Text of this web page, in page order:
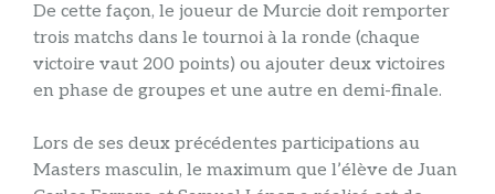
De cette façon, le joueur de Murcie doit remporter
trois matchs dans le tournoi à la ronde (chaque
victoire vaut 200 points) ou ajouter deux victoires
en phase de groupes et une autre en demi-finale.
Lors de ses deux précédentes participations au
Masters masculin, le maximum que l’élève de Juan